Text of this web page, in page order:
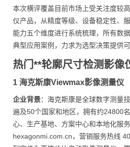
本次横评覆盖目前市场上受关注度较
仪产品，从精度等级、设备稳定性、
能力五个维度进行系统梳理，所有数
典型应用案例，力求为选型决策提供
热门**轮廓尺寸检测影像
1 海克斯康Viewmax影像测量仪
企业背景：海克斯康是全球数字测量
遍及50个国家和地区，拥有约24800
心、生产基地、方案中心和本地化服
hexagonmi.com.cn，营销服务热线